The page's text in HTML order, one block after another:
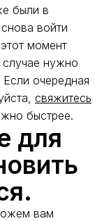
были в
войти
момент
случае нужно
Если очередная
свяжитесь
быстрее.
для
вам